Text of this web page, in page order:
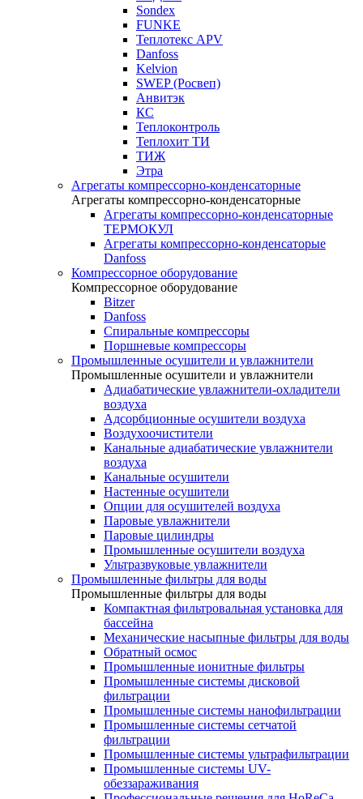
Sondex
FUNKE
Теплотекс APV
Danfoss
Kelvion
SWEP (Росвеп)
Анвитэк
КС
Теплоконтроль
Теплохит ТИ
ТИЖ
Этра
Агрегаты компрессорно-конденсаторные
Агрегаты компрессорно-конденсаторные
Агрегаты компрессорно-конденсаторные
ТЕРМОКУЛ
Агрегаты компрессорно-конденсаторые
Danfoss
Компрессорное оборудование
Компрессорное оборудование
Bitzer
Danfoss
Спиральные компрессоры
Поршневые компрессоры
Промышленные осушители и увлажнители
Промышленные осушители и увлажнители
Адиабатические увлажнители-охладители
воздуха
Адсорбционные осушители воздуха
Воздухоочистители
Канальные адиабатические увлажнители
воздуха
Канальные осушители
Настенные осушители
Опции для осушителей воздуха
Паровые увлажнители
Паровые цилиндры
Промышленные осушители воздуха
Ультразвуковые увлажнители
Промышленные фильтры для воды
Промышленные фильтры для воды
Компактная фильтровальная установка для
бассейна
Механические насыпные фильтры для воды
Обратный осмос
Промышленные ионитные фильтры
Промышленные системы дисковой
фильтрации
Промышленные системы нанофильтрации
Промышленные системы сетчатой
фильтрации
Промышленные системы ультрафильтрации
Промышленные системы UV-
обеззараживания